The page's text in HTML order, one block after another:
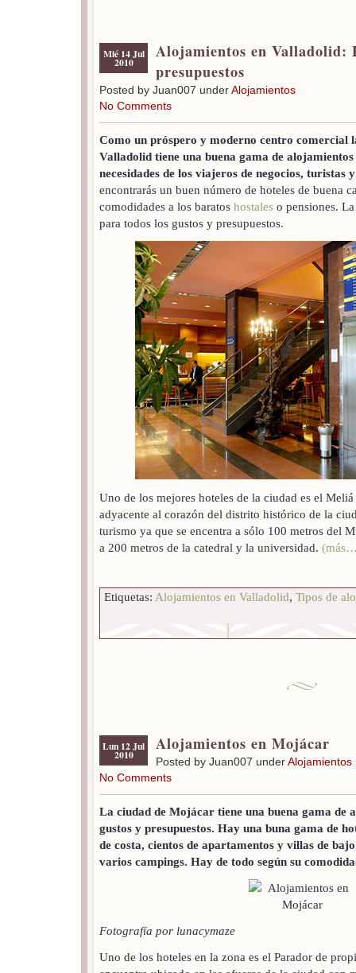
Mié 14 Jul
2010
Alojamientos en Valladolid:
presupuestos
Posted by Juan007 underAlojamientos
No Comments
Como un próspero y moderno centro comercial
Valladolid tiene una buena gama de
necesidades de los viajeros de negocios, turistas
encontrarás un buen número de hoteles de buena
comodidades a los baratos hostales o pensiones.
para todos los gustos y presupuestos.
Uno de los mejores hoteles de la ciudad es el
adyacente al corazón del distrito histórico de la
turismo ya que se encentra a sólo 100 metros del
a 200 metros de la catedral y la universidad.
Etiquetas: Alojamientos en Valladolid, Tipos de
Lun 12 Jul
2010
Alojamientos en Mojácar
Posted by Juan007 underAlojamientos
No Comments
La ciudad de Mojácar tiene una buena gama de
gustos y presupuestos. Hay una buna gama de
de costa, cientos de apartamentos y villas de
varios campings. Hay de todo según su
Fotografía por lunacymaze
Uno de los hoteles en la zona es el Parador de